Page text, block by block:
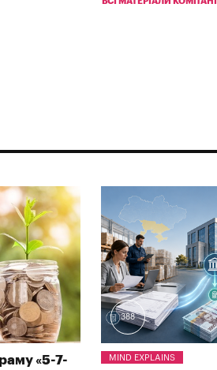
«5-7-
388
MIND EXPLAINS